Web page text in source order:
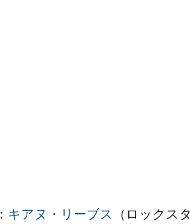
キアヌ・リーブス
（ロックス